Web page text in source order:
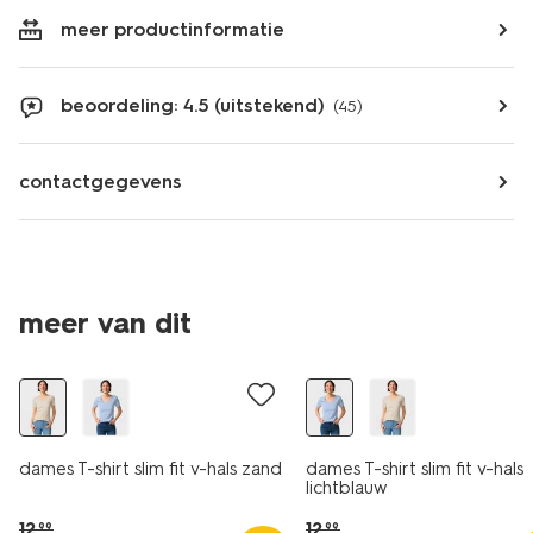
meer productinformatie
beoordeling: 4.5 (uitstekend) (45)
contactgegevens
meer van dit
korting
dames T-shirt slim fit v-hals zand
99
dames T-shirt slim fit v-hals
lichtblauw
99